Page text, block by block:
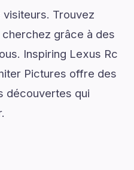
Trouvez
grâce à des
Inspiring Lexus Rc
Pictures offre des
découvertes qui